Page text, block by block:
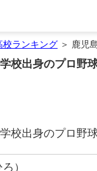
校ランキング ＞ 鹿児
校出身のプロ野
校出身のプロ野
）